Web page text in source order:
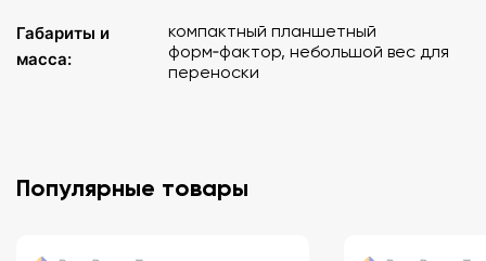
Габариты и
масса:
компактный планшетный
форм‑фактор, небольшой вес для
переноски
Популярные товары